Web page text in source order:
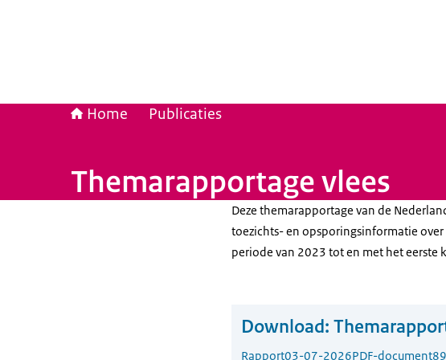
Home Publicaties
Themarapportage vlees
Deze themarapportage van de
toezichts- en opsporingsinformatie
periode van 2023 tot en met het eerste
Download:
Rapport03-07-2026PDF-document